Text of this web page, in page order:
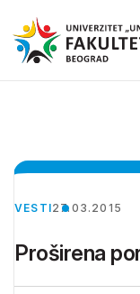
VESTI27.03.2015
Proširena